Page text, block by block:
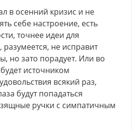
в осенний кризис и не
себе настроение, есть
точнее идеи для
не исправит
но зато порадует. Или во
источником
всякий раз,
будут попадаться
ручки с симпатичным